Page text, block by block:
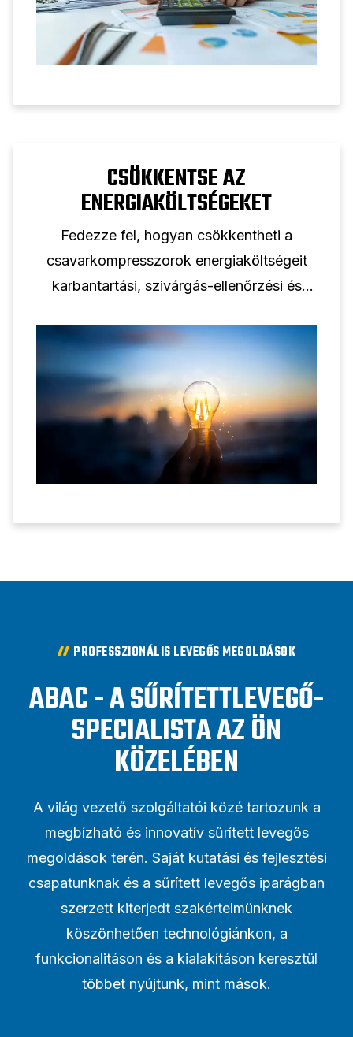
CSÖKKENTSE AZ
ENERGIAKÖLTSÉGEKET
Fedezze fel, hogyan csökkentheti a
csavarkompresszorok energiaköltségeit
karbantartási, szivárgás-ellenőrzési és
megoldásokkal kapcsolatos tippjeinkkel.
PROFESSZIONÁLIS LEVEGŐS MEGOLDÁSOK
ABAC - A SŰRÍTETTLEVEGŐ-
SPECIALISTA AZ ÖN
KÖZELÉBEN
A világ vezető szolgáltatói közé tartozunk a
megbízható és innovatív sűrített levegős
megoldások terén. Saját kutatási és fejlesztési
csapatunknak és a sűrített levegős iparágban
szerzett kiterjedt szakértelmünknek
köszönhetően technológiánkon, a
funkcionalitáson és a kialakításon keresztül
többet nyújtunk, mint mások.